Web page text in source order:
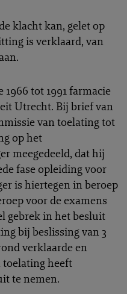
klacht kan, gelet op
is verklaard, van
1966 tot 1991 farmacie
Utrecht. Bij brief van
van toelating tot
op het
meegedeeld, dat hij
fase opleiding voor
is hiertegen in beroep
voor de examens
gebrek in het besluit
bij beslissing van 3
verklaarde en
toelating heeft
te nemen.